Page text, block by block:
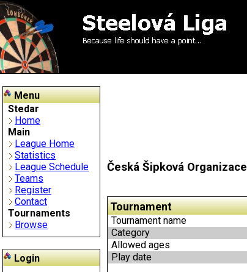
Menu
Stedar
Home
Main
League Home
Statistics
League Schedule
Teams
Register
Contact
Tournaments
Browse
Login
Česká Šipková Organizace
Tournament
Tournament name
Category
Allowed ages
Play date